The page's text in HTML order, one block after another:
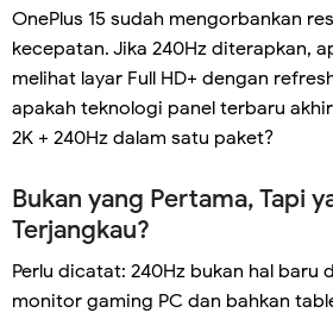
OnePlus 15 sudah mengorbankan
kecepatan. Jika 240Hz diterapkan,
melihat layar Full HD+ dengan
apakah teknologi panel terbaru
2K + 240Hz dalam satu paket?
Bukan yang Pertama, Tapi
Terjangkau?
Perlu dicatat: 240Hz bukan hal baru
monitor gaming PC dan bahkan